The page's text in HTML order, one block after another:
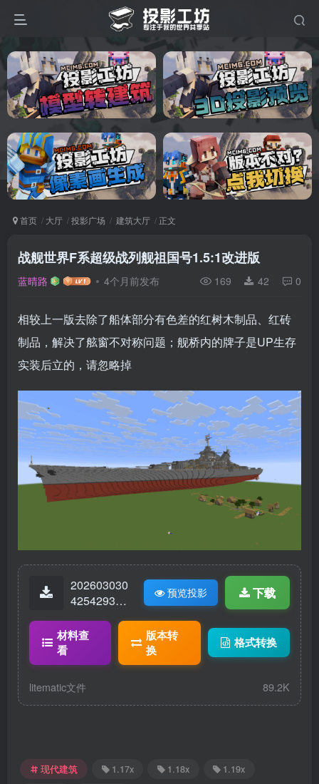
首页 大厅 投影广场 建筑大厅 正文
战舰世界F系超级战列舰祖国号1.5:1改进版
蓝晴路 4个月前发布 169 42 0
相较上一版去除了船体部分有色差的红树木制品、红砖
制品，解决了舷窗不对称问题；舰桥内的牌子是UP生存
实装后立的，请忽略掉
202603030
42542939-
e.litematic
预览投影 下载
材料查
看
版本转
换
格式转换
litematic文件 89.2K
现代建筑 1.17x 1.18x
1.19x